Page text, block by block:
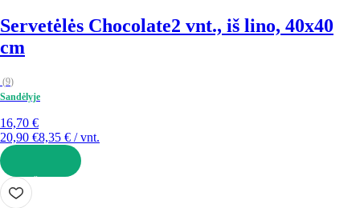
Servetėlės Chocolate2 vnt., iš lino, 40x40
cm
(9)
Sandėlyje
16,70 €
20,90 €8,35 € / vnt.
Į KREPŠELĮ